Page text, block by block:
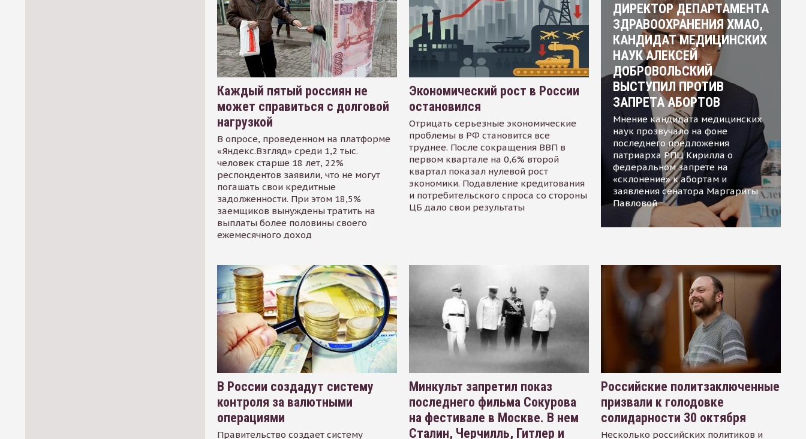
Каждый пятый россиян не
может справиться с долговой
нагрузкой
В опросе, проведенном на платформе
«Яндекс.Взгляд» среди 1,2 тыс.
человек старше 18 лет, 22%
респондентов заявили, что не могут
погашать свои кредитные
задолженности. При этом 18,5%
заемщиков вынуждены тратить на
выплаты более половины своего
ежемесячного доход
Экономический рост в России
остановился
Отрицать серьезные экономические
проблемы в РФ становится все
труднее. После сокращения ВВП в
первом квартале на 0,6% второй
квартал показал нулевой рост
экономики. Подавление кредитования
и потребительского спроса со стороны
ЦБ дало свои результаты
ДИРЕКТОР ДЕПАРТАМЕНТА
ЗДРАВООХРАНЕНИЯ ХМАО,
КАНДИДАТ МЕДИЦИНСКИХ
НАУК АЛЕКСЕЙ
ДОБРОВОЛЬСКИЙ
ВЫСТУПИЛ ПРОТИВ
ЗАПРЕТА АБОРТОВ
Мнение кандидата медицинских
наук прозвучало на фоне
последнего предложения
патриарха РПЦ Кирилла о
федеральном запрете на
«склонение» к абортам и
заявления сенатора Маргариты
Павловой
В России создадут систему
контроля за валютными
операциями
Правительство создает систему
Минкульт запретил показ
последнего фильма Сокурова
на фестивале в Москве. В нем
Сталин, Черчилль, Гитлер и
Российские политзаключенные
призвали к голодовке
солидарности 30 октября
Несколько российских политиков и